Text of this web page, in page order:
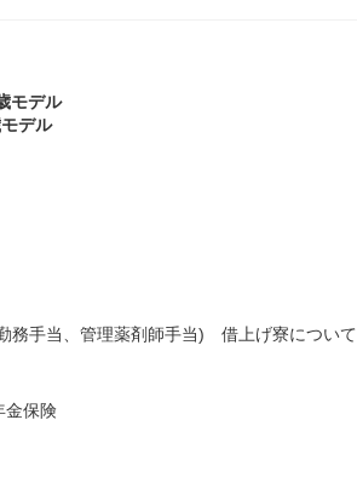
モデル
デル
務手当、管理薬剤師手当) 借上げ寮について
金保険